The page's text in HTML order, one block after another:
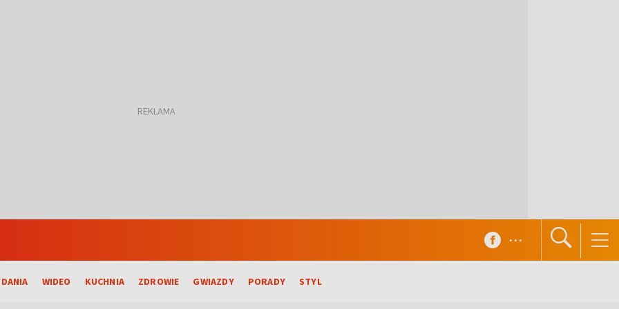
WIDEO KUCHNIA ZDROWIE GWIAZDY PORADY STYL
...